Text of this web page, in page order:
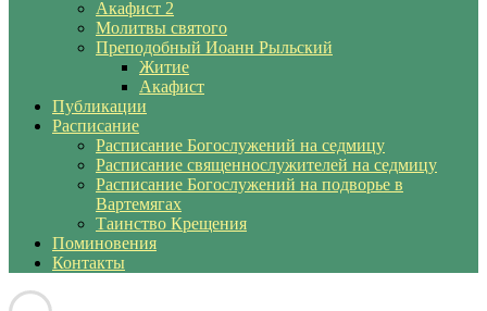
Акафист 2
Молитвы святого
Преподобный Иоанн Рыльский
Житие
Акафист
Публикации
Расписание
Расписание Богослужений на седмицу
Расписание священнослужителей на седмицу
Расписание Богослужений на подворье в
Вартемягах
Таинство Крещения
Поминовения
Контакты